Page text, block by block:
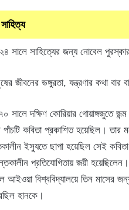
সাহিত্য
সালে সাহিত্যের জন্য নোবেল
জীবনের ভঙ্গুরতা, যন্ত্রণার কথা
সালে দক্ষিণ কোরিয়ার গোয়াঙ্গজুতে
পাঁচটি কবিতা প্রকাশিত হয়েছিল। তার
ইস্যুতে ছাপা হয়েছিল সেই
প্রতিযোগিতায় জয়ী
আইওয়া বিশ্ববিদ্যালয়ে তিন মাসের
হানকে।